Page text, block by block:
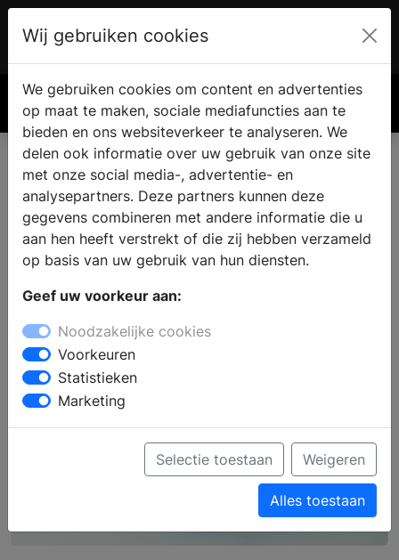
€ 0.00
Wij gebruiken cookies
We gebruiken cookies om content en advertenties
op maat te maken, sociale mediafuncties aan te
bieden en ons websiteverkeer te analyseren. We
delen ook informatie over uw gebruik van onze site
met onze social media-, advertentie- en
analysepartners. Deze partners kunnen deze
gegevens combineren met andere informatie die u
aan hen heeft verstrekt of die zij hebben verzameld
op basis van uw gebruik van hun diensten.
Geef uw voorkeur aan:
Noodzakelijke cookies
Voorkeuren
Statistieken
Marketing
Selectie toestaan Weigeren
Alles toestaan